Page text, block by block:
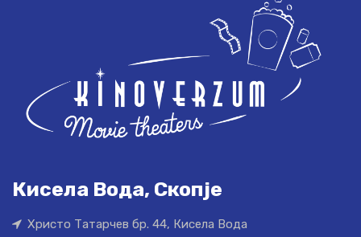
Кисела Вода, Скопје
Христо Татарчев бр. 44, Кисела Вода